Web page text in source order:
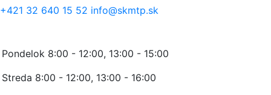
+421 32 640 15 52 info@skmtp.sk
Pondelok 8:00 - 12:00, 13:00 - 15:00
Streda 8:00 - 12:00, 13:00 - 16:00